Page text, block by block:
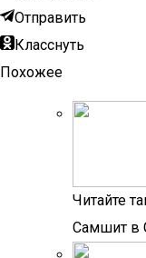
Отправить
Класснуть
Похожее
Читайте
Самшит в